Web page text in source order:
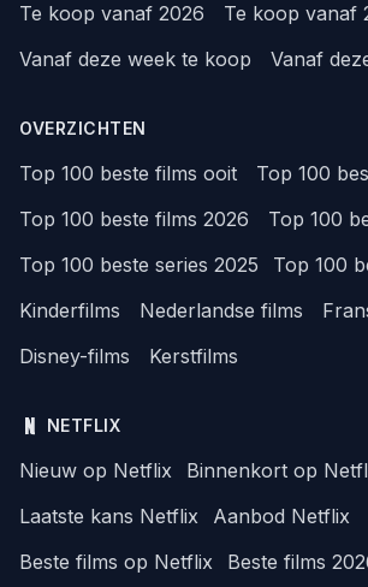
Te koop vanaf 2026
Te koop vanaf
Vanaf deze week te koop
Vanaf
OVERZICHTEN
Top 100 beste films ooit
Top 100
Top 100 beste films 2026
Top 100
Top 100 beste series 2025
Top 100
Kinderfilms
Nederlandse films
Disney-films
Kerstfilms
NETFLIX
Nieuw op Netflix
Binnenkort op
Laatste kans Netflix
Aanbod Netflix
Beste films op Netflix
Beste films